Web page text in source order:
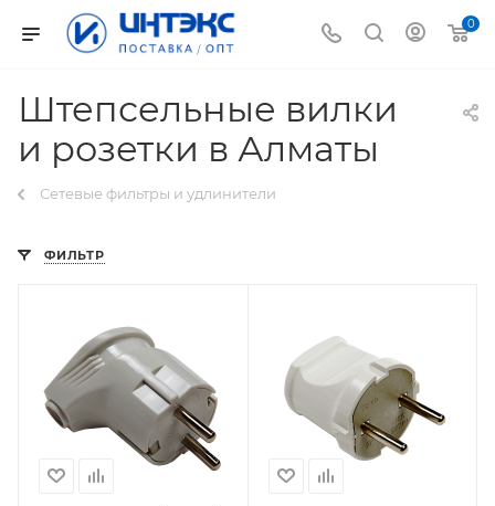
0
Штепсельные вилки
и розетки в Алматы
Сетевые фильтры и удлинители
ФИЛЬТР